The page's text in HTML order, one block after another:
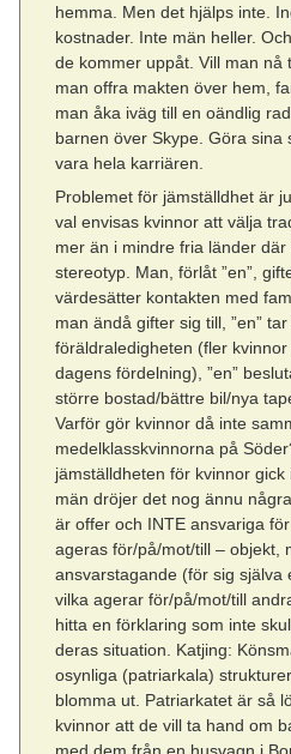
hemma. Men det hjälps inte.
kostnader. Inte män heller.
de kommer uppåt. Vill man nå
man offra makten över hem,
man åka iväg till en oändlig
barnen över Skype. Göra sina
vara hela karriären.
Problemet för jämställdhet är
val envisas kvinnor att välja
mer än i mindre fria länder
stereotyp. Man, förlåt ”en”,
värdesätter kontakten med
man ändå gifter sig till, ”en”
föräldraledigheten (fler
dagens fördelning), ”en”
större bostad/bättre bil/nya
Varför gör kvinnor då inte
medelklasskvinnorna på
jämställdheten för kvinnor
män dröjer det nog ännu
är offer och INTE ansvariga
ageras för/på/mot/till – objekt,
ansvarstagande (för sig själva
vilka agerar för/på/mot/till
hitta en förklaring som inte
deras situation. Katjing:
osynliga (patriarkala)
blomma ut. Patriarkatet är så
kvinnor att de vill ta hand om
med dem från en husvagn i